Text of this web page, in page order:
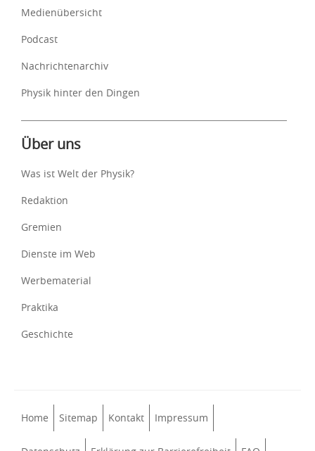
Medienübersicht
Podcast
Nachrichtenarchiv
Physik hinter den Dingen
Über uns
Was ist Welt der Physik?
Redaktion
Gremien
Dienste im Web
Werbematerial
Praktika
Geschichte
Home Sitemap Kontakt Impressum